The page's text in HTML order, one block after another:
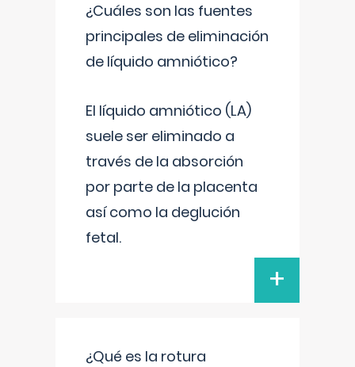
¿Cuáles son las fuentes
principales de eliminación
de líquido amniótico?
El líquido amniótico (LA)
suele ser eliminado a
través de la absorción
por parte de la placenta
así como la deglución
fetal.
+
¿Qué es la rotura